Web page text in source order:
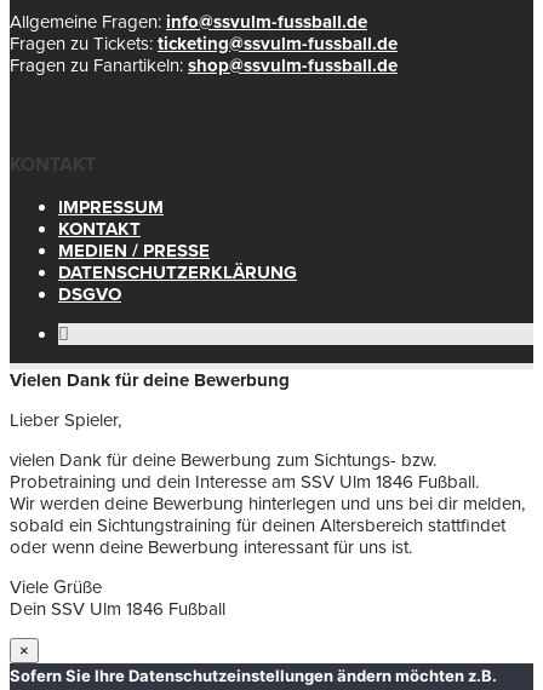
Allgemeine Fragen: info@ssvulm-fussball.de
Fragen zu Tickets: ticketing@ssvulm-fussball.de
Fragen zu Fanartikeln: shop@ssvulm-fussball.de
KONTAKT
IMPRESSUM
KONTAKT
MEDIEN / PRESSE
DATENSCHUTZERKLÄRUNG
DSGVO
Vielen Dank für deine Bewerbung
Lieber Spieler,
vielen Dank für deine Bewerbung zum Sichtungs- bzw.
Probetraining und dein Interesse am SSV Ulm 1846 Fußball.
Wir werden deine Bewerbung hinterlegen und uns bei dir melden,
sobald ein Sichtungstraining für deinen Altersbereich stattfindet
oder wenn deine Bewerbung interessant für uns ist.
Viele Grüße
Dein SSV Ulm 1846 Fußball
×
Sofern Sie Ihre Datenschutzeinstellungen ändern möchten z.B.